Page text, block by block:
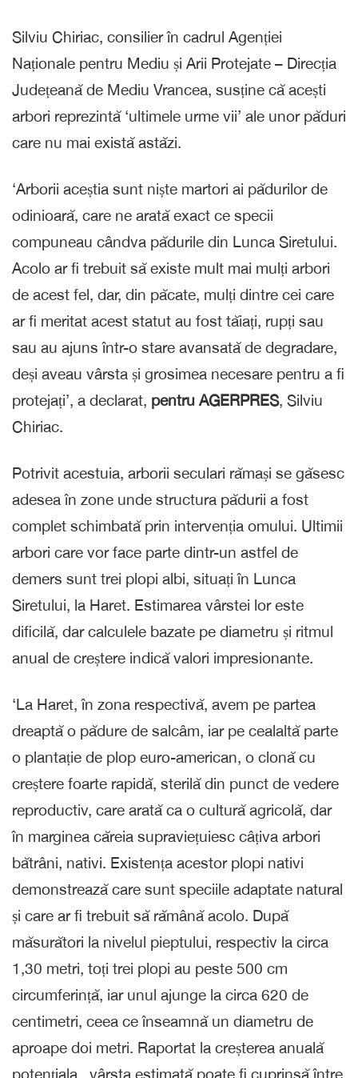
Silviu Chiriac, consilier în cadrul Agenției
Naționale pentru Mediu și Arii Protejate – Direcția
Județeană de Mediu Vrancea, susține că acești
arbori reprezintă ‘ultimele urme vii’ ale unor păduri
care nu mai există astăzi.
‘Arborii aceștia sunt niște martori ai pădurilor de
odinioară, care ne arată exact ce specii
compuneau cândva pădurile din Lunca Siretului.
Acolo ar fi trebuit să existe mult mai mulți arbori
de acest fel, dar, din păcate, mulți dintre cei care
ar fi meritat acest statut au fost tăiați, rupți sau
sau au ajuns într-o stare avansată de degradare,
deși aveau vârsta și grosimea necesare pentru a fi
protejați’, a declarat, pentru AGERPRES, Silviu
Chiriac.
Potrivit acestuia, arborii seculari rămași se găsesc
adesea în zone unde structura pădurii a fost
complet schimbată prin intervenția omului. Ultimii
arbori care vor face parte dintr-un astfel de
demers sunt trei plopi albi, situați în Lunca
Siretului, la Haret. Estimarea vârstei lor este
dificilă, dar calculele bazate pe diametru și ritmul
anual de creștere indică valori impresionante.
‘La Haret, în zona respectivă, avem pe partea
dreaptă o pădure de salcâm, iar pe cealaltă parte
o plantație de plop euro-american, o clonă cu
creștere foarte rapidă, sterilă din punct de vedere
reproductiv, care arată ca o cultură agricolă, dar
în marginea căreia supraviețuiesc câțiva arbori
bătrâni, nativi. Existența acestor plopi nativi
demonstrează care sunt speciile adaptate natural
și care ar fi trebuit să rămână acolo. După
măsurători la nivelul pieptului, respectiv la circa
1,30 metri, toți trei plopi au peste 500 cm
circumferință, iar unul ajunge la circa 620 de
centimetri, ceea ce înseamnă un diametru de
aproape doi metri. Raportat la creșterea anuală
potențiala , vârsta estimată poate fi cuprinsă între